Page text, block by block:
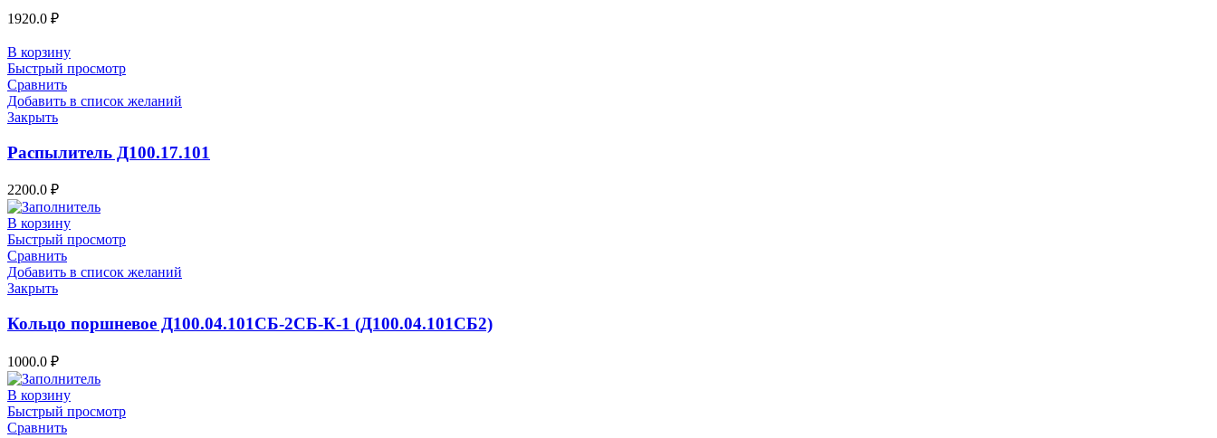
1920.0 ₽
В корзину
Быстрый просмотр
Сравнить
Добавить в список желаний
Закрыть
Распылитель Д100.17.101
2200.0 ₽
В корзину
Быстрый просмотр
Сравнить
Добавить в список желаний
Закрыть
Кольцо поршневое Д100.04.101СБ-2СБ-К-1 (Д100.04.101СБ2)
1000.0 ₽
В корзину
Быстрый просмотр
Сравнить